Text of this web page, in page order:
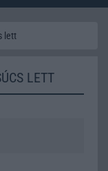
lett
LETT